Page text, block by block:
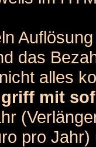
das
alles
mit
pro